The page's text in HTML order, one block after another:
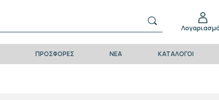
ΠΡΟΣΦΟΡΕΣ ΝΕΑ ΚΑΤΑΛΟΓΟΙ